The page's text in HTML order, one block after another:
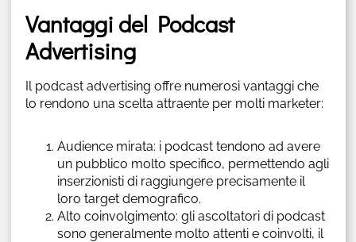
Vantaggi del Podcast
Advertising
Il podcast advertising offre numerosi vantaggi che
lo rendono una scelta attraente per molti marketer:
Audience mirata: i podcast tendono ad avere
un pubblico molto specifico, permettendo agli
inserzionisti di raggiungere precisamente il
loro target demografico.
Alto coinvolgimento: gli ascoltatori di podcast
sono generalmente molto attenti e coinvolti, il